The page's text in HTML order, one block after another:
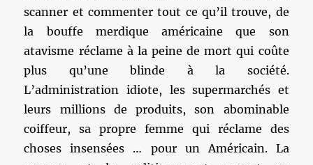
scanner et commenter tout ce qu’il trouve, de
la bouffe merdique américaine que son
atavisme réclame à la peine de mort qui coûte
plus qu’une blinde à la société.
L’administration idiote, les supermarchés et
leurs millions de produits, son abominable
coiffeur, sa propre femme qui réclame des
choses insensées … pour un Américain. La